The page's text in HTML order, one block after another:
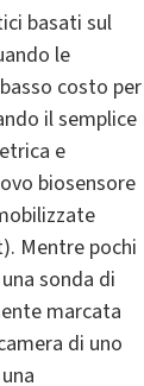
basati sul
le
costo per
il semplice
e
biosensore
Mentre pochi
sonda di
marcata
di uno